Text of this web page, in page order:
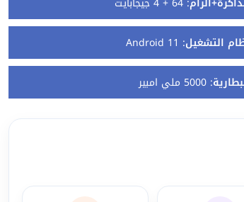
التشغيل:
Android 11
:5000 ملي امبير